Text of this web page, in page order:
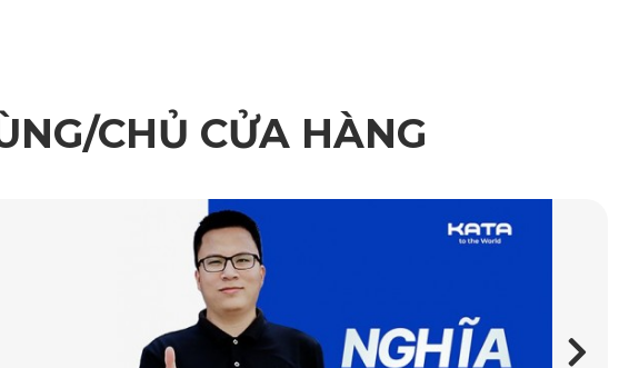
liệu này không chỉ dẻo dai, dễ định hình mà còn thân thiện sức khỏe
đảm bảo không chứa tạp chất. Với độ bền lên tới 5 năm, bạn có thể
CHỦ CỬA HÀNG